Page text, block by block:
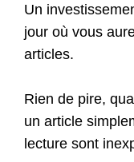
Un
jour où vous
articles.
Rien de pire,
un article
lecture sont